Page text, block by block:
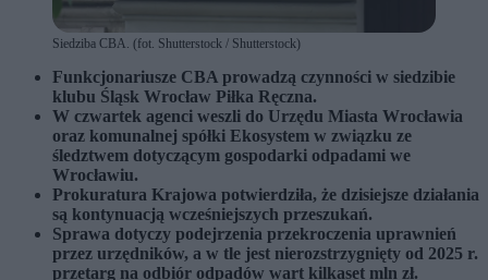
Siedziba CBA. (fot. Shutterstock / Shutterstock)
Funkcjonariusze CBA prowadzą czynności w siedzibie
klubu Śląsk Wrocław Piłka Ręczna.
W czwartek agenci weszli do Urzędu Miasta Wrocławia
oraz komunalnej spółki Ekosystem w związku ze
śledztwem dotyczącym gospodarki odpadami we
Wrocławiu.
Prokuratura Krajowa potwierdziła, że dzisiejsze działania
są kontynuacją wcześniejszych przeszukań.
Sprawa dotyczy podejrzenia przekroczenia uprawnień
przez urzędników, a w tle jest nierozstrzygnięty od 2025 r.
przetarg na odbiór odpadów wart kilkaset mln zł.